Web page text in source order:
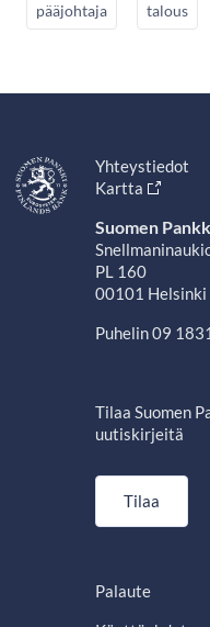
pääjohtaja talous
Yhteystiedot
Kartta
Suomen
PL 160
00101 Helsinki
Puhelin 09 1831
Tilaa Suomen
uutiskirjeitä
Tilaa
Palaute